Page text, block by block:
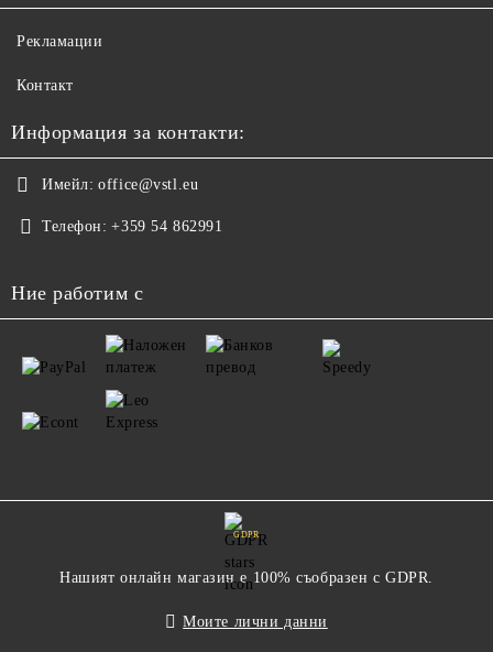
Рекламации
Контакт
Информация за контакти:
Имейл: office@vstl.eu
Телефон: +359 54 862991
Ние работим с
GDPR
Нашият онлайн магазин е 100% съобразен с GDPR.
Моите лични данни